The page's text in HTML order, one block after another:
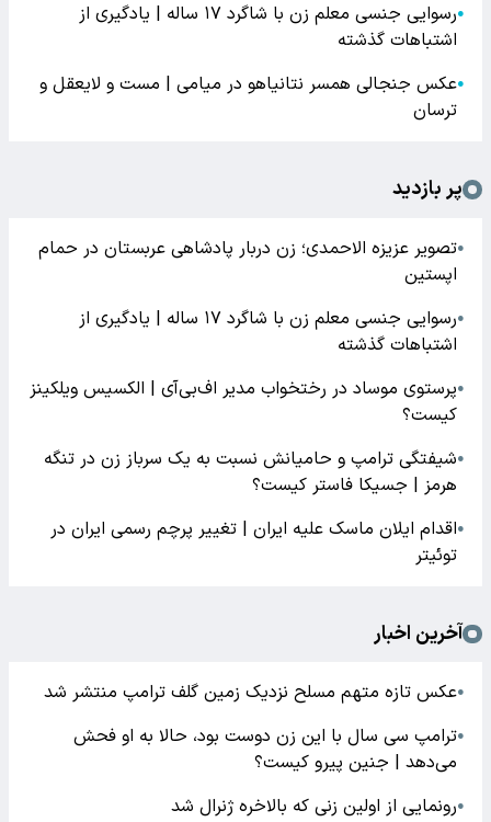
●
رسوایی جنسی معلم زن با شاگرد ۱۷ ساله | یادگیری از
اشتباهات گذشته
●عکس جنجالی همسر نتانیاهو در میامی | مست و لایعقل و
ترسان
پر بازدید
●تصویر عزیزه الاحمدی؛ زن دربار پادشاهی عربستان در حمام
اپستین
●
رسوایی جنسی معلم زن با شاگرد ۱۷ ساله | یادگیری از
اشتباهات گذشته
●پرستوی موساد در رختخواب مدیر اف‌بی‌آی | الکسیس ویلکینز
کیست؟
●شیفتگی ترامپ و حامیانش نسبت به یک سرباز زن در تنگه
هرمز | جسیکا فاستر کیست؟
●اقدام ایلان ماسک علیه ایران | تغییر پرچم رسمی ایران در
توئیتر
آخرین اخبار
●عکس تازه متهم مسلح نزدیک زمین گلف ترامپ منتشر شد
●ترامپ سی سال با این زن دوست بود، حالا به او فحش
می‌دهد | جنین پیرو کیست؟
●رونمایی از اولین زنی که بالاخره ژنرال شد